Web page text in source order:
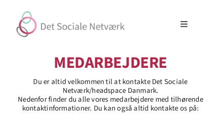
content
Toggle
Partnerskaber
MEDARBEJDERE
Du er altid velkommen til at kontakte Det Sociale
Netværk/headspace Danmark.
Nedenfor finder du alle vores medarbejdere med tilhørende
kontaktinformationer. Du kan ogsåaltid kontakte os på: